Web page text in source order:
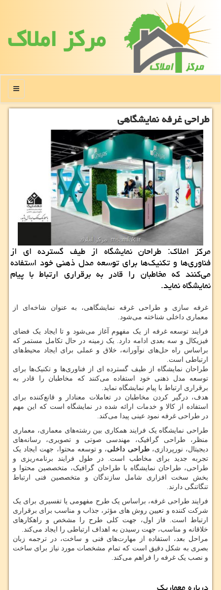
مركز املاك
منو
طراحی غرفه نمایشگاهی
مركز املاك: طراحان نمایشگاه از طیف گسترده ای از
فناوری‌ها و تكنیك‌ها برای توسعه مدل ذهنی خود استفاده
می‌كنند كه مخاطبان را قادر به برقراری ارتباط با پیام
نمایشگاه نماید.
غرفه سازی و طراحی غرفه نمایشگاهی، به عنوان شاخه‌ای از
معماری داخلی شناخته می‌شود.
فرایند توسعه غرفه از یک مفهوم آغاز می‌شود و تا ایجاد یک فضای
فیزیکال و سه بعدی ادامه دارد. یک زمینه در حال تکامل مستمر که
براساس راه حل‌های نوآورانه، خلاق و عملی برای ایجاد محیط‌های
ارتباطی است.
طراحان نمایشگاه از طیف گسترده ای از فناوری‌ها و تکنیک‌ها برای
توسعه مدل ذهنی خود استفاده می‌کنند که مخاطبان را قادر به
برقراری ارتباط با پیام نمایشگاه نماید.
هدف، درگیر کردن مخاطبان در تعاملات معنادار و قانع‌کننده برای
استفاده از کالا و خدمات ارائه شده در نمایشگاه است که این مهم
در طراحی غرفه نمود عینی پیدا می‌کند.
طراحی نمایشگاه یک فرایند همکاری بین رشته‌های معماری، معماری
منظر، طراحی گرافیک، مهندسی صوتی و تصویری، رسانه‌های
دیجیتال، نورپردازی،طراحی داخلی، و توسعه محتوا، جهت ایجاد یک
تجربه جدید برای مخاطب است. در طول فرایند برنامه‌ریزی و
طراحی، طراحان نمایشگاه با طراحان گرافیک، متخصصین محتوا و
بخش سخت افزاری شامل سازندگان و متخصصین فنی ارتباط
تنگاتنگی دارند.
فرایند طراحی غرفه، براساس یک طرح مفهومی یا تفسیری برای یک
شرکت کننده و تعیین روش های مؤثر، جذاب و مناسب برای برقراری
ارتباط است. فاز اول، جهت کلی طرح را مشخص و راهکارهای
خلاقانه و مناسب، جهت رسیدن به اهداف ارتباطی را ایجاد می‌کند.
مراحل بعد، استفاده از مهارت‌های فنی و ساخت، در ترجمه زبان
بصری به شکل دقیق است که تمام مشخصات مورد نیاز برای ساخت
و نصب یک غرفه را فراهم می‌کند.